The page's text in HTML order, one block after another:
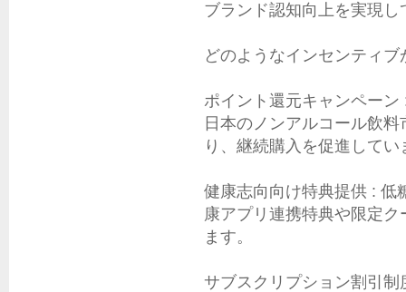
ブランド認知向上を実現し
どのようなインセンティ
ポイント還元キャンペー
日本のノンアルコール飲
り、継続購入を促進してい
健康志向向け特典提供 : 低
康アプリ連携特典や限定
ます。
サブスクリプション割引